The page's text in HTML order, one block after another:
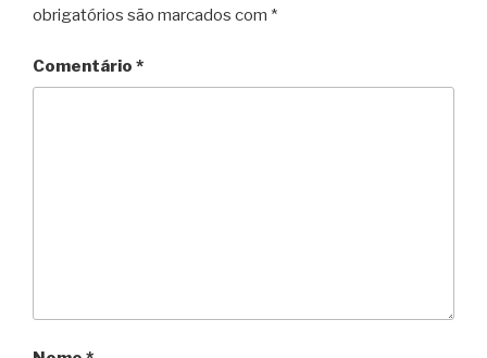
obrigatórios são marcados com *
Comentário *